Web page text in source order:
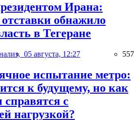
Ирана:
обнажило
в Тегеране
05 августа, 12:27 557
испытание метро:
к будущему, но как
с
нагрузкой?